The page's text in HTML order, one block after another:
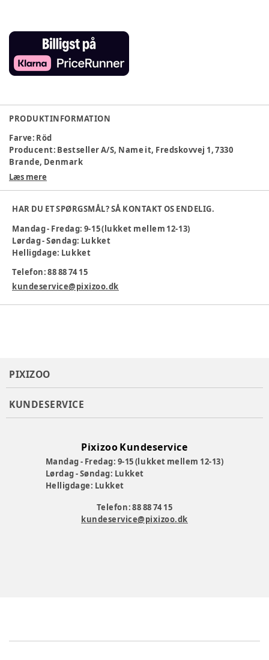
PRODUKTINFORMATION
Farve: Röd
Producent: Bestseller A/S, Name it, Fredskovvej 1, 7330
Brande, Denmark
Produktionsland
Varenummer:381455
Læs mere
HAR DU ET SPØRGSMÅL? SÅ KONTAKT OS ENDELIG.
Mandag - Fredag: 9-15 (lukket mellem 12-13)
Lørdag - Søndag: Lukket
Helligdage: Lukket
Telefon: 88 88 74 15
kundeservice@pixizoo.dk
PIXIZOO
KUNDESERVICE
Pixizoo Kundeservice
Mandag - Fredag: 9-15 (lukket mellem 12-13)
Lørdag - Søndag: Lukket
Helligdage: Lukket
Telefon: 88 88 74 15
kundeservice@pixizoo.dk